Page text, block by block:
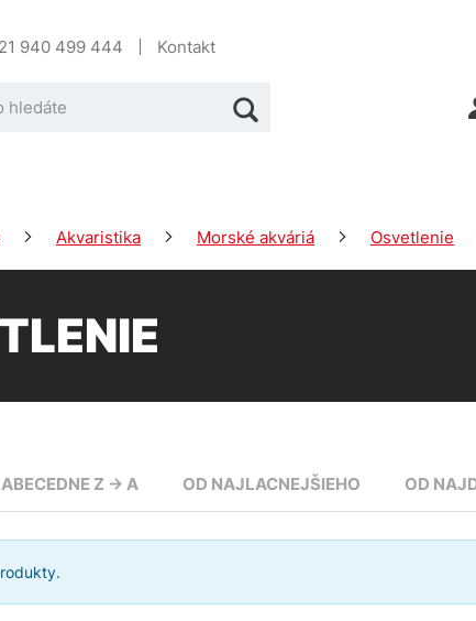
940 499 444 Kontakt
Akvaristika Morské akváriá Osvetlenie
ABECEDNE Z -> A OD NAJLACNEJŠIEHO OD